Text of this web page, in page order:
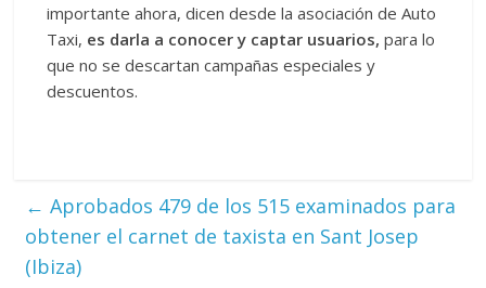
importante ahora, dicen desde la asociación de Auto
Taxi, es darla a conocer y captar usuarios, para lo
que no se descartan campañas especiales y
descuentos.
← Aprobados 479 de los 515 examinados para
obtener el carnet de taxista en Sant Josep
(Ibiza)